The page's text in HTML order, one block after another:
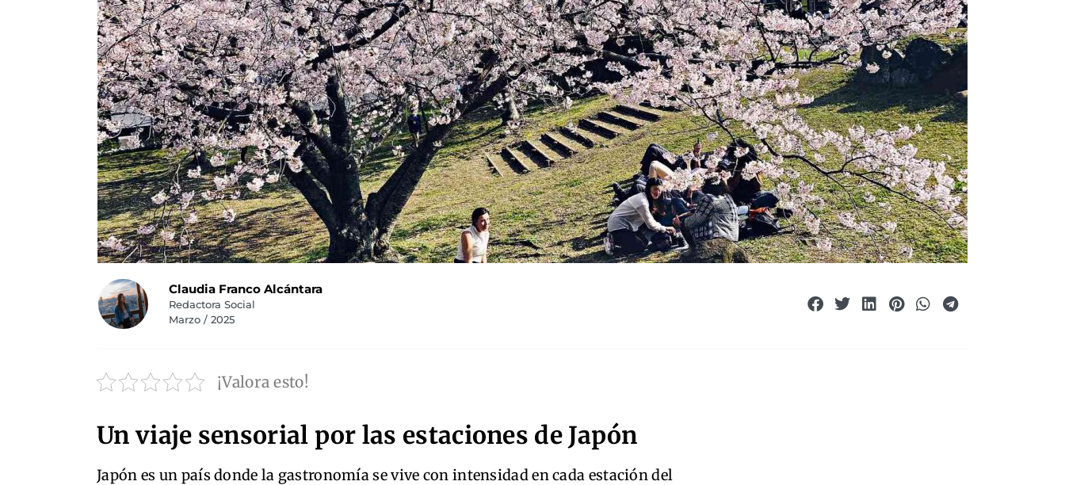
Claudia Franco Alcántara
Redactora Social
Marzo / 2025
¡Valora esto!
Un viaje sensorial por las estaciones de Japón
Japón es un país donde la gastronomía se vive con intensidad en cada estación del